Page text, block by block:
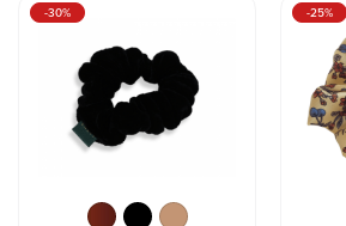
Chocolate
Black Beige
-30% -25%